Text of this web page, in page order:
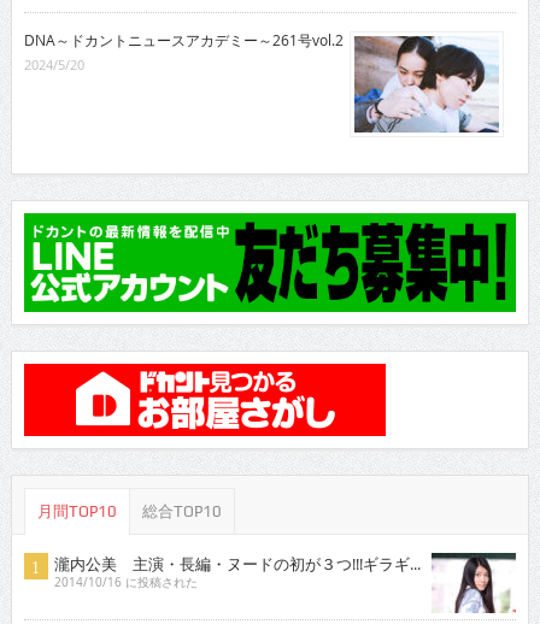
DNA～ドカントニュースアカデミー～261号vol.2
2024/5/20
月間TOP10 総合TOP10
瀧内公美 主演・長編・ヌードの初が３つ!!!ギラギ...
2014/10/16 に投稿された